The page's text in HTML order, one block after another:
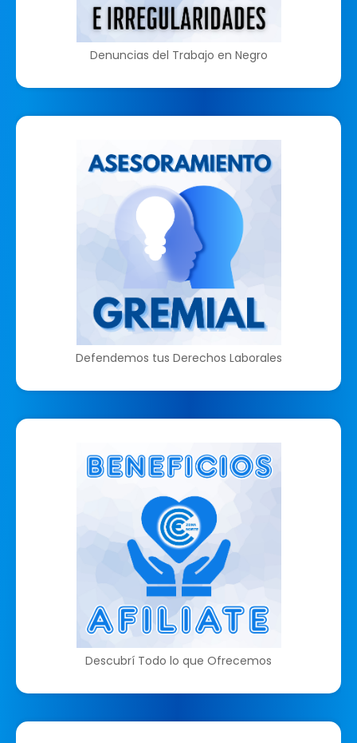
Denuncias del Trabajo en Negro
Defendemos tus Derechos Laborales
Descubrí Todo lo que Ofrecemos